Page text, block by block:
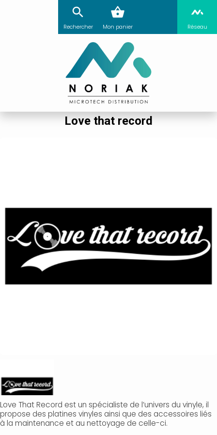
Rechercher Mon panier Réseau
Love that record
Love That Record est un spécialiste de l’univers du vinyle, il
propose des platines vinyles ainsi que des accessoires liés
à la maintenance et au nettoyage de celle-ci.